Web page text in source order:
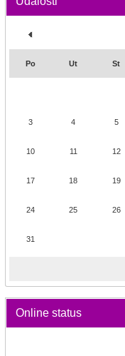
Po Ut St
3 4 5
10 11 12
17 18 19
24 25 26
31
Online status